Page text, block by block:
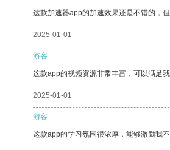
这款加速器app的加速效果还是不错的，
2025-01-01
游客
这款app的视频资源非常丰富，可以满足我
2025-01-01
游客
这款app的学习氛围很浓厚，能够激励我